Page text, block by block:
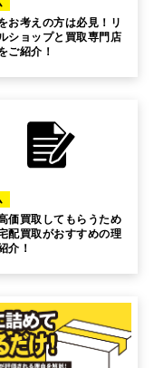
お考えの方は必見！リ
ショップと買取専門店
ご紹介！
価買取してもらうため
配買取がおすすめの理
介！